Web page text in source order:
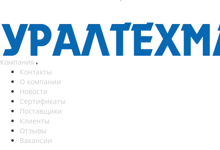
Компания
Контакты
О компании
Новости
Сертификаты
Поставщики
Клиенты
Отзывы
Вакансии